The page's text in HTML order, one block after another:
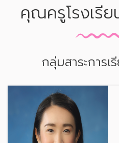
คุณครูโรงเรี
กลุ่มสาระการ